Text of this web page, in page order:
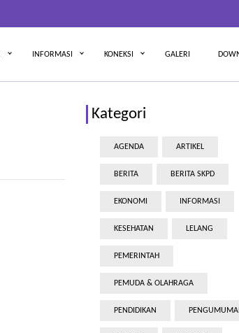
INFORMASI KONEKSI GALERI
Kategori
AGENDA ARTIKEL
BERITA BERITA SKPD
EKONOMI INFORMASI
KESEHATAN LELANG
PEMERINTAH
PEMUDA & OLAHRAGA
PENDIDIKAN